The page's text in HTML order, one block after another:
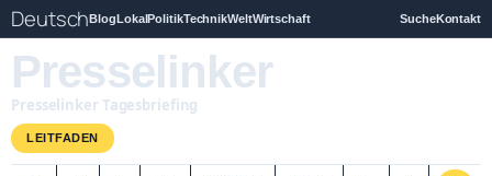
DeutschBlogLokalPolitikTechnikWeltWirtschaft SucheKontakt
Presselinker
Presselinker Tagesbriefing
LEITFADEN